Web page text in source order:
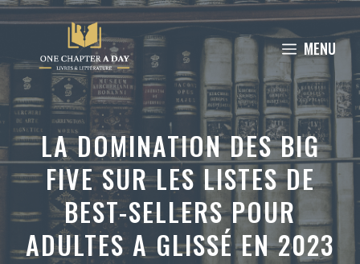
Aller
contenu
MENU
LA DOMINATION DES BIG
FIVE SUR LES LISTES DE
BEST-SELLERS POUR
ADULTES A GLISSÉ EN 2023